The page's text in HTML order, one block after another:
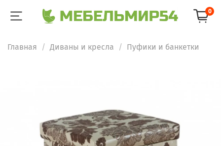
0
Главная Диваны и кресла Пуфики и банкетки